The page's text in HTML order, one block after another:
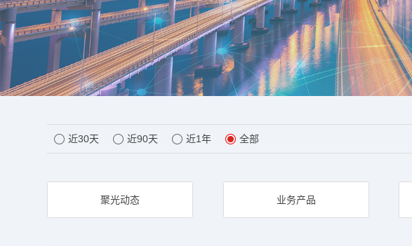
近30天 近90天 近1年 全部
聚光动态 业务产品